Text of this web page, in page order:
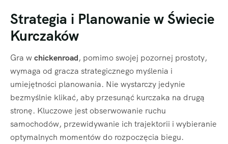
Strategia i Planowanie w Świecie
Kurczaków
Gra wchickenroad, pomimo swojej pozornej prostoty,
wymaga od gracza strategicznego myślenia i
umiejętności planowania. Nie wystarczy jedynie
bezmyślnie klikać, aby przesunąć kurczaka na drugą
stronę. Kluczowe jest obserwowanie ruchu
samochodów, przewidywanie ich trajektorii i wybieranie
optymalnych momentów do rozpoczęcia biegu.